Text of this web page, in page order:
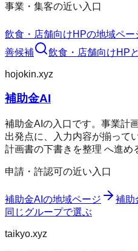
事業・集客の近い入口
飲食・店舗向けHPの地域ペー
善候補
飲食・店舗向けHP
hojokin.xyz
補助金AI
補助金AIの入口です。事業計
出発点に、入力内容が揃って
計画書の下書きを整理 へ進め
申請・許認可の近い入口
補助金AI の地域ページ 補助
同じグループで選ぶ
taikyo.xyz